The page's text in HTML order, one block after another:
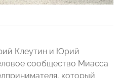
Клеутин и Юрий
сообщество Миасса
который